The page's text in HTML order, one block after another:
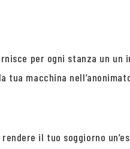
per ogni stanza un
macchina
il tuo soggiorno